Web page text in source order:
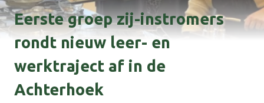
Eerste groep zij-instromers
rondt nieuw leer- en
werktraject af in de
Achterhoek